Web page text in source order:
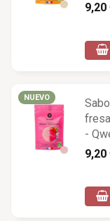
9,20
-
9,20
NUEVO